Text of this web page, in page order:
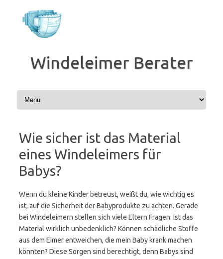
Inhalt
springen
Windeleimer Berater
Wie sicher ist das Material
eines Windeleimers für
Babys?
Wenn du kleine Kinder betreust, weißt du, wie wichtig es
ist, auf die Sicherheit der Babyprodukte zu achten. Gerade
bei Windeleimern stellen sich viele Eltern Fragen: Ist das
Material wirklich unbedenklich? Können schädliche Stoffe
aus dem Eimer entweichen, die mein Baby krank machen
könnten? Diese Sorgen sind berechtigt, denn Babys sind